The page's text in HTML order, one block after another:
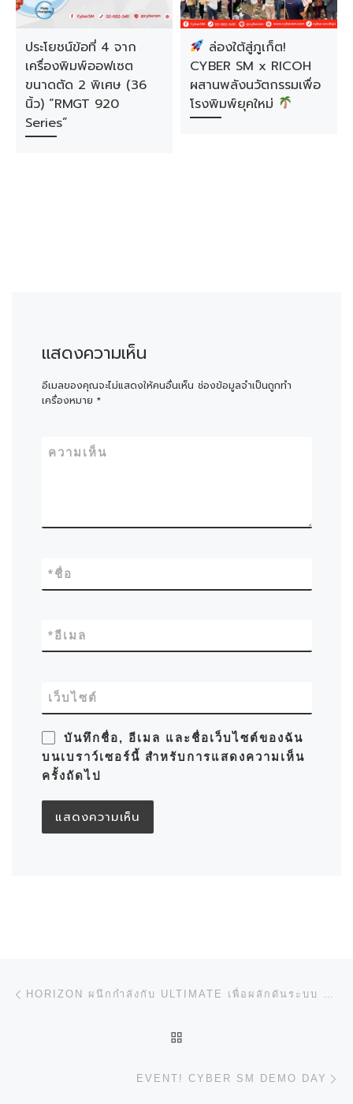
ประโยชน์ข้อที่ 4 จาก
เครื่องพิมพ์ออฟเซต
ขนาดตัด 2 พิเศษ (36
นิ้ว) “RMGT 920
Series”
ล่องใต้สู่ภูเก็ต!
CYBER SM x RICOH
ผสานพลังนวัตกรรมเพื่อ
โรงพิมพ์ยุคใหม่
แสดงความเห็น
อีเมลของคุณจะไม่แสดงให้คนอื่นเห็น ช่องข้อมูลจำเป็นถูกทำ
เครื่องหมาย *
ความเห็น
ชื่อ
*
อีเมล
*
เว็บไซต์
บันทึกชื่อ, อีเมล และชื่อเว็บไซต์ของฉัน
บนเบราว์เซอร์นี้ สำหรับการแสดงความเห็น
ครั้งถัดไป
การนำทางของเรื่อง HORIZON ผนึกกำลังกับ ULTIMATE เพื่อผลักดันระบบ AUTOMATION
EVENT! CYBER SM DEMO DAY